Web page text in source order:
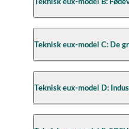
• Maskinsnedker
• Bager og konditor
• Receptionist
Teknisk eux-model C: De
• Anlægsgartner
•
Teknisk eux-model D:
• Autolakerer